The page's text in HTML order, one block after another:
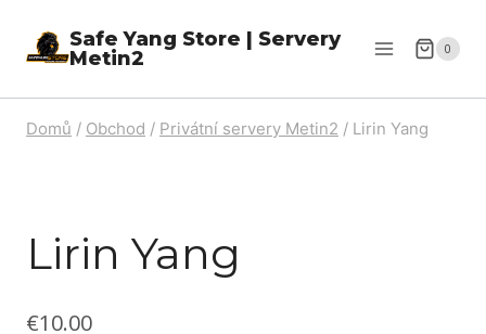
Safe Yang Store | Servery
Metin2
0
Domů / Obchod / Privátní servery Metin2 / Lirin Yang
Lirin Yang
€10.00